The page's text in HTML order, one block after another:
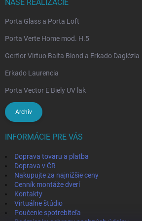
NAŠE REALIZÁCIE
Porta Glass a Porta Loft
Porta Verte Home mod. H.5
Gerflor Virtuo Baita Blond a Erkado Daglézia
Erkado Laurencia
Porta Vector E Biely UV lak
Archív
INFORMÁCIE PRE VÁS
Doprava tovaru a platba
Doprava v ČR
Nakupujte za najnižšie ceny
Cenník montáže dverí
Kontakty
Virtuálne štúdio
Poučenie spotrebiteľa